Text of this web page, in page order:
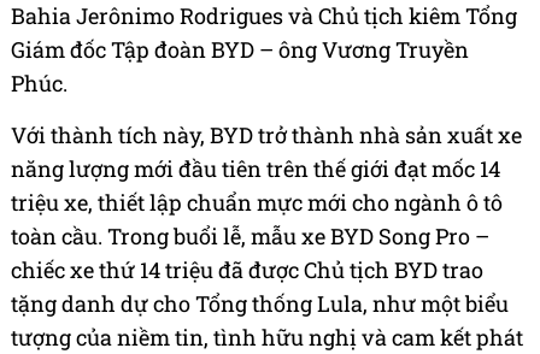
Bahia Jerônimo Rodrigues và Chủ tịch kiêm Tổng
Giám đốc Tập đoàn BYD – ông Vương Truyền
Phúc.
Với thành tích này, BYD trở thành nhà sản xuất xe
năng lượng mới đầu tiên trên thế giới đạt mốc 14
triệu xe, thiết lập chuẩn mực mới cho ngành ô tô
toàn cầu. Trong buổi lễ, mẫu xe BYD Song Pro –
chiếc xe thứ 14 triệu đã được Chủ tịch BYD trao
tặng danh dự cho Tổng thống Lula, như một biểu
tượng của niềm tin, tình hữu nghị và cam kết phát